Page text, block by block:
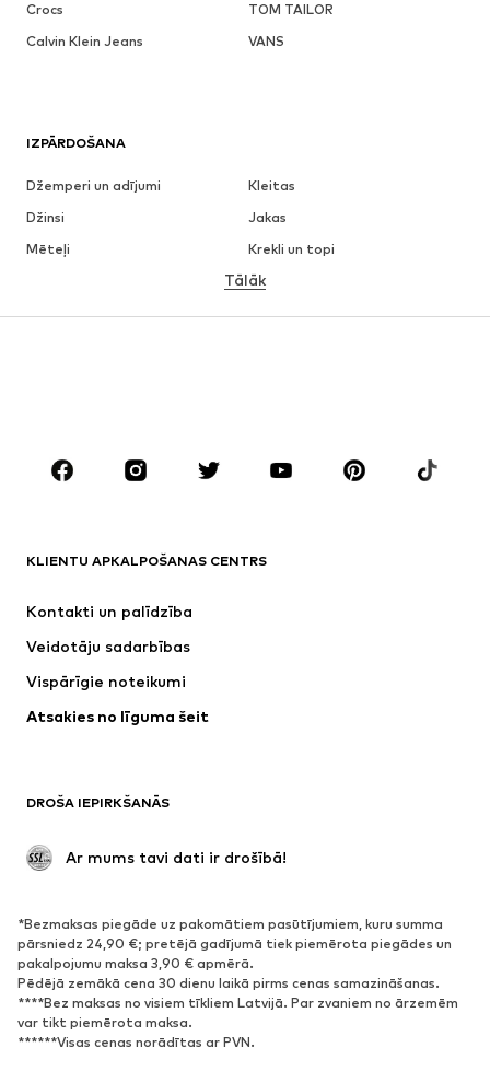
Crocs
TOM TAILOR
Calvin Klein Jeans
VANS
IZPĀRDOŠANA
Džemperi un adījumi
Kleitas
Džinsi
Jakas
Mēteļi
Krekli un topi
Apakšveļa
Svārki
Blūzes un tunikas
Aksesuāri
Premium
Jaunumi
Šobrīd populāri
Apakšveļa
Mēteļi
Svinības
Ekskluzīvi
APAVI
Jaunumi
Šobrīd populāri
Brīvā laika apavi
Puszābaki
Augstpapēžu apavi
Zābaki
Tālāk
KLIENTU APKALPOŠANAS CENTRS
Kontakti un palīdzība
Veidotāju sadarbības
Vispārīgie noteikumi
Atsakies no līguma šeit
DROŠA IEPIRKŠANĀS
Ar mums tavi dati ir drošībā!
*Bezmaksas piegāde uz pakomātiem pasūtījumiem, kuru summa
pārsniedz 24,90 €; pretējā gadījumā tiek piemērota piegādes un
pakalpojumu maksa 3,90 € apmērā.
Pēdējā zemākā cena 30 dienu laikā pirms cenas samazināšanas.
****Bez maksas no visiem tīkliem Latvijā. Par zvaniem no ārzemēm
var tikt piemērota maksa.
******Visas cenas norādītas ar PVN.